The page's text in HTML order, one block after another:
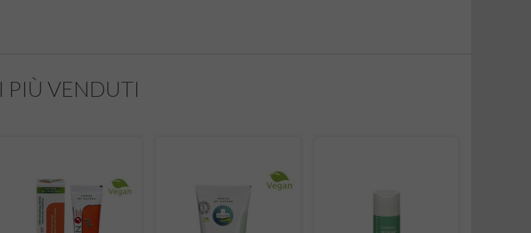
I PIÙ VENDUTI